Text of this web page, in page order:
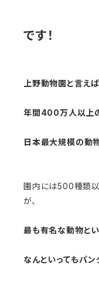
です！
上野動物園と言えば
年間400万人以上
日本最大規模の動物
園内には500種類
が、
最も有名な動物とい
なんといってもパン